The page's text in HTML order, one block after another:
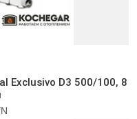
Exclusivo D3 500/100, 8